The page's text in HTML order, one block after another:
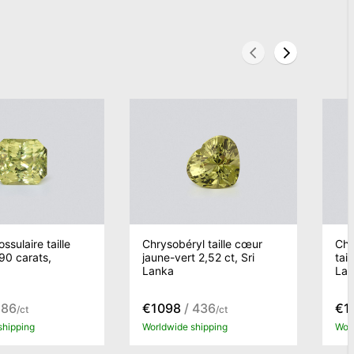
taille
carats,
/ct
Chrysobéryl taille cœur
jaune-vert 2,52 ct, Sri
Lanka
€1098 / 436/ct
Worldwide shipping